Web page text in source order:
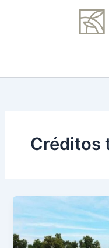
Créditos